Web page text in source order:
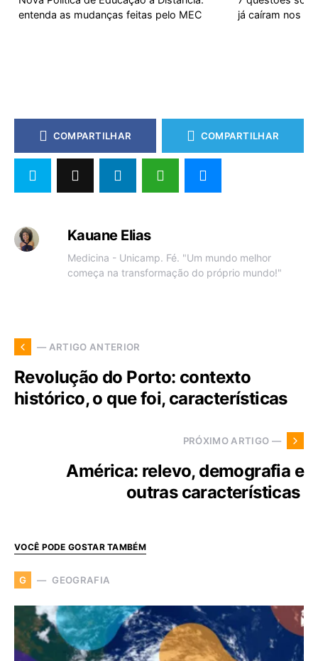
entenda as mudanças feitas pelo MEC
já caíram nos
COMPARTILHAR COMPARTILHAR
Kauane Elias
Medicina - Unicamp. Fé. "Um mundo melhor
começa na transformação do próprio mundo!"
— ARTIGO ANTERIOR
Revolução do Porto: contexto
histórico, o que foi, características
PRÓXIMO ARTIGO —
América: relevo, demografia e
outras características
VOCÊ PODE GOSTAR TAMBÉM
G GEOGRAFIA